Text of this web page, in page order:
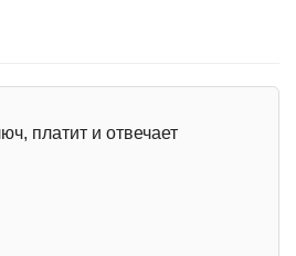
платит и отвечает